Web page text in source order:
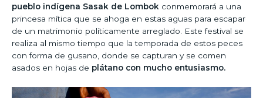
pueblo indígena Sasak de Lombok conmemorará a una
princesa mítica que se ahoga en estas aguas para escapar
de un matrimonio políticamente arreglado. Este festival se
realiza al mismo tiempo que la temporada de estos peces
con forma de gusano, donde se capturan y se comen
asados en hojas de plátano con mucho entusiasmo.